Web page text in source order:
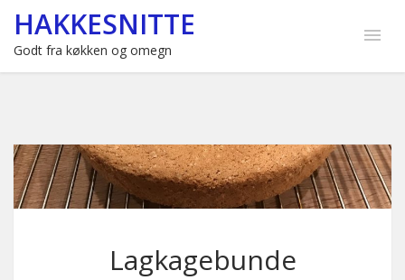
HAKKESNITTE
Godt fra køkken og omegn
Lagkagebunde